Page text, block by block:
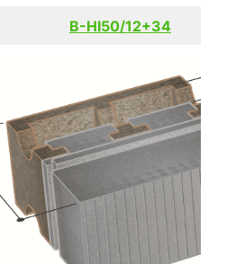
B-HI50/12+34